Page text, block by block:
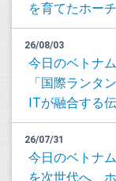
を育てたホー
26/08/03
今日のベトナ
「国際ランタ
ITが融合する
26/07/31
今日のベトナ
を次世代へ ホ